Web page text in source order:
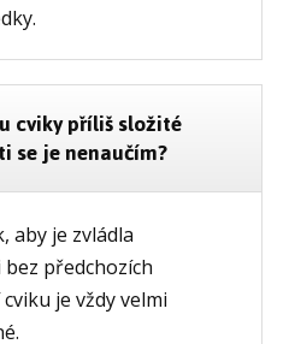
cviky příliš složité
se je nenaučím?
aby je zvládla
předchozích
je vždy velmi